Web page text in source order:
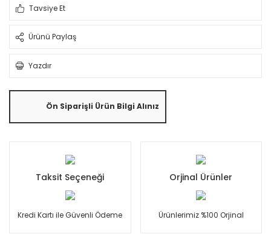
Tavsiye Et
Ürünü Paylaş
Yazdır
Ön Siparişli Ürün Bilgi Alınız
Taksit Seçeneği
Kredi Kartı ile Güvenli Ödeme
Orjinal Ürünler
Ürünlerimiz %100 Orjinal